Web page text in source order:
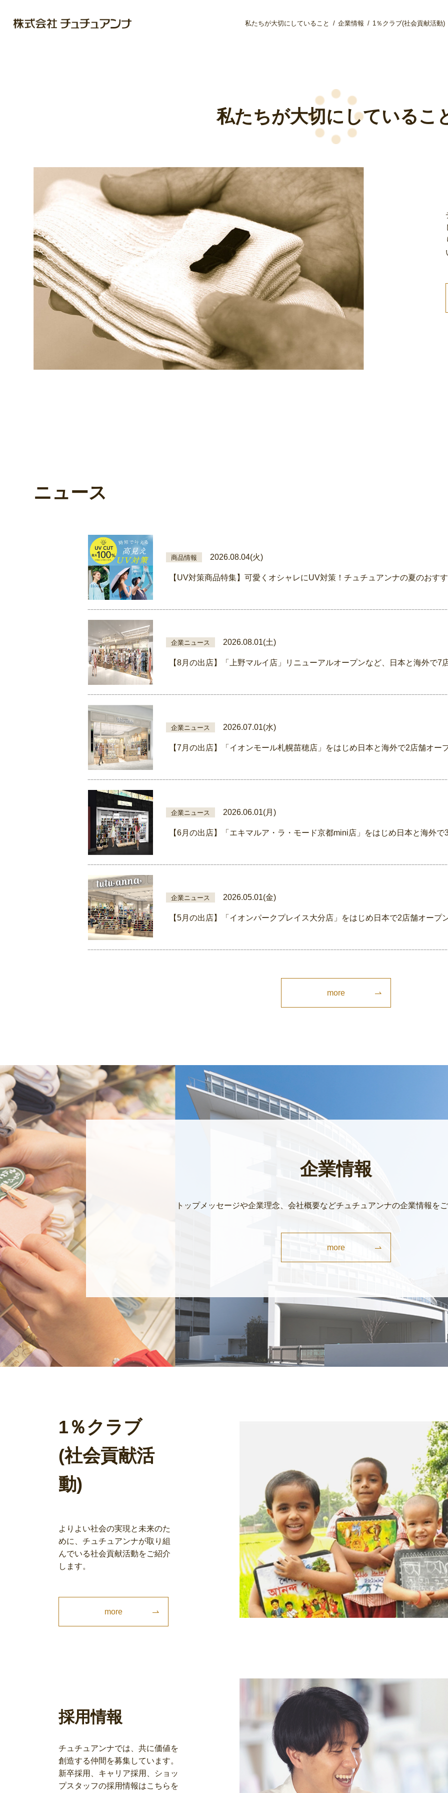
私たちが大切にしていること 企業情報 1％クラブ(社会貢献活動)
私たちが大切にしているこ
ニュース
商品情報 2026.08.04(火)
【UV対策商品特集】可愛くオシャレにUV対策！チュチュアンナの夏のおす
企業ニュース 2026.08.01(土)
【8月の出店】「上野マルイ店」リニューアルオープンなど、日本と海外で7
企業ニュース 2026.07.01(水)
【7月の出店】「イオンモール札幌苗穂店」をはじめ日本と海外で2店舗オー
企業ニュース 2026.06.01(月)
【6月の出店】「エキマルア・ラ・モード京都mini店」をはじめ日本と海外で
企業ニュース 2026.05.01(金)
【5月の出店】「イオンパークプレイス大分店」をはじめ日本で2店舗オープ
more
企業情報
トップメッセージや企業理念、会社概要などチュチュアンナの企業情報を
more
1％クラブ
(社会貢献活
動)
よりよい社会の実現と未来のた
めに、チュチュアンナが取り組
んでいる社会貢献活動をご紹介
します。
more
採用情報
チュチュアンナでは、共に価値を
創造する仲間を募集しています。
新卒採用、キャリア採用、ショッ
プスタッフの採用情報はこちらを